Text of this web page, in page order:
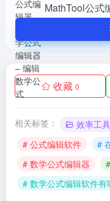
收藏 0
相关标签： 效率工具
# 公式编辑软件
#
# 数学公式编辑器
# 数学公式编辑软件有